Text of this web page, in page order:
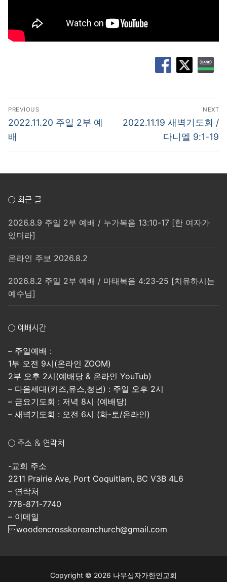
글
탐
색
PREVIOUS
Previous
post:
2022.11.20 주일 2부 예
배
NEXT
Next
2022.11.19 새벽기도회 /
다니엘 9:1-19
○ 최근 글
2026.8.9 주일 2부 예배 / 누가복음 13:10-17 [한 여자가
있더라]
온라인 주보 2026.8.2
2026.8.2 주일 2부 예배 / 마태복음 4:23-25 [치유하시는
예수님]
○ 예배시간
– 주일예배 :
1부 오전 9시(온라인 ZOOM)
2부 오후 2시(예배당 & 온라인 YouTub)
– 다음세대(키즈,유스,청년) : 주일 오후 2시
– 금요기도회 : 저녁 8시 (예배당)
– 새벽기도회 : 오전 6시 (화-토/온라인)
○ 주소 & 연락처
-교회 주소
2211 Prairie Ave, Port Coquitlam, BC V3B 4L6
– 연락처
778-871-7740
– 이메일
woodencrosskoreanchurch@gmail.com
Copyright © 2026 나무십자가한인교회